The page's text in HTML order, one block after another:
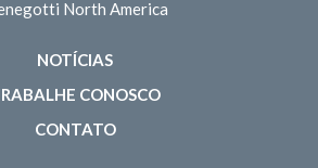
North America
NOTÍCIAS
CONOSCO
CONTATO